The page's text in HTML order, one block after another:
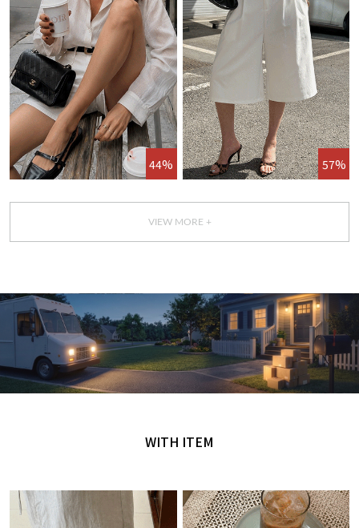
44% 57%
VIEW MORE +
GET IT TODAY
WITH ITEM